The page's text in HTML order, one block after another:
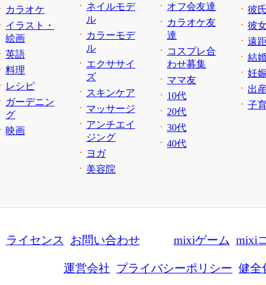
カラオケ
イラスト・
絵画
英語
料理
レシピ
ガーデニン
グ
映画
ネイルモデ
ル
カラーモデ
ル
エクササイ
ズ
スキンケア
マッサージ
アンチエイ
ジング
ヨガ
美容院
オフ会友達
カラオケ友
達
コスプレ合
わせ募集
ママ友
10代
20代
30代
40代
彼氏
彼
遠
結
妊
出
子
ライセンス お問い合わせ mixiゲーム mixi
運営会社 プライバシーポリシー 健全